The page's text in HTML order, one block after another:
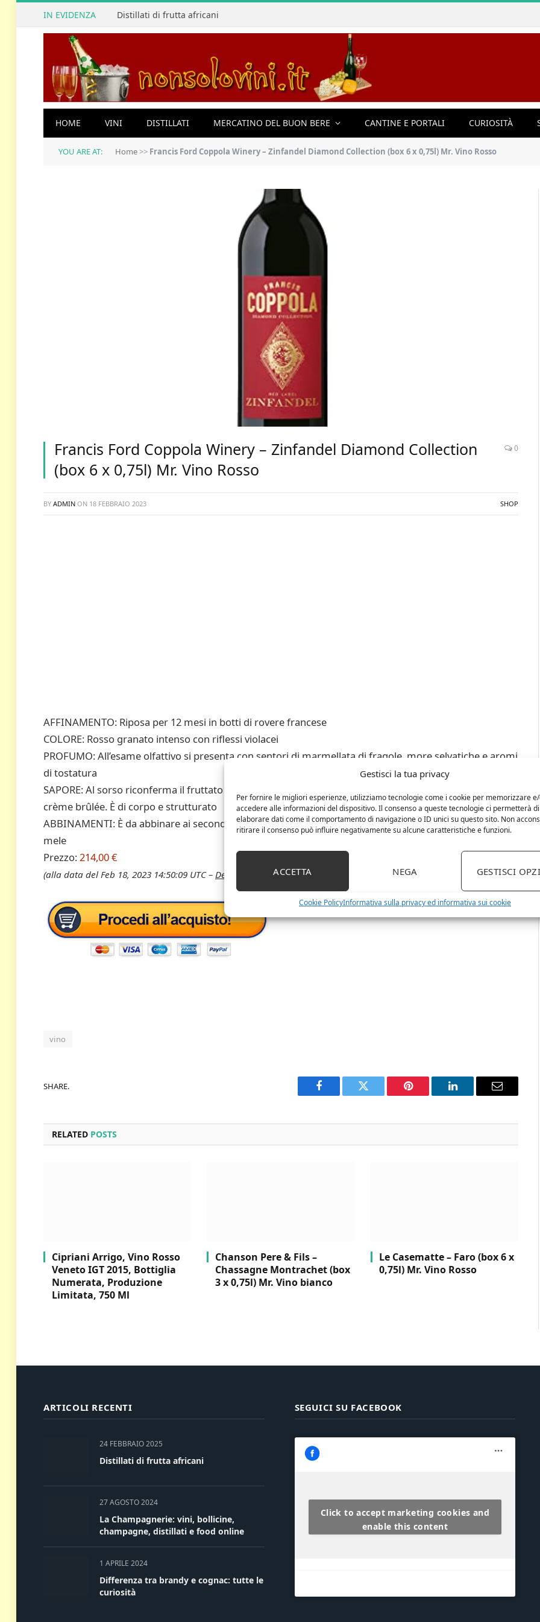
Gestisci la tua privacy
Per fornire le migliori esperienze, utilizziamo tecnologie come i cookie per memorizzare
accedere alle informazioni del dispositivo. Il consenso a queste tecnologie ci permetterà di
elaborare dati come il comportamento di navigazione o ID unici su questo sito. Non
ritirare il consenso può influire negativamente su alcune caratteristiche e funzioni.
ACCETTA NEGA GESTISCI
Cookie PolicyInformativa sulla privacy ed informativa sui cookie
IN EVIDENZA Distillati di frutta africani
HOME VINI DISTILLATI MERCATINO DEL BUON BERE CANTINE E PORTALI CURIOSITÀ
YOU ARE AT: Home>> Francis Ford Coppola Winery – Zinfandel Diamond Collection (box 6 x 0,75l) Mr. Vino Rosso
Francis Ford Coppola Winery – Zinfandel Diamond Collection
(box 6 x 0,75l) Mr. Vino Rosso
0
BY ADMIN ON 18 FEBBRAIO 2023 SHOP
AFFINAMENTO: Riposa per 12 mesi in botti di rovere francese
COLORE: Rosso granato intenso con riflessi violacei
PROFUMO: All’esame olfattivo si presenta con sentori di marmellata di fragole, more selvatiche e aromi
di tostatura
SAPORE: Al sorso riconferma il fruttato e lascia percepire piacevoli speziature di chiodi di garofano e
crème brûlée. È di corpo e strutturato
ABBINAMENTI: È da abbinare ai secondi piatti a base di carne. Da provare con il maiale arrosto con le
mele
Prezzo:214,00 €
(alla data del Feb 18, 2023 14:50:09 UTC – Dettagli
vino
SHARE.
Facebook Twitter Pinterest LinkedIn Email
RELATED POSTS
Cipriani Arrigo, Vino Rosso
Veneto IGT 2015, Bottiglia
Numerata, Produzione
Limitata, 750 Ml
Chanson Pere & Fils –
Chassagne Montrachet (box
3 x 0,75l) Mr. Vino bianco
Le Casematte – Faro (box 6 x
0,75l) Mr. Vino Rosso
ARTICOLI RECENTI
24 FEBBRAIO 2025
Distillati di frutta africani
27 AGOSTO 2024
La Champagnerie: vini, bollicine,
champagne, distillati e food online
1 APRILE 2024
Differenza tra brandy e cognac: tutte le
curiosità
SEGUICI SU FACEBOOK
Click to accept marketing cookies and
enable this content